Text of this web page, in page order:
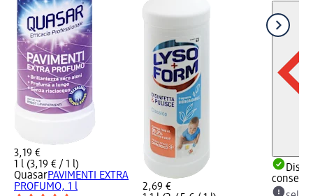
3,19 €
1 l (3,19 € / 1 l)
QuasarPAVIMENTI EXTRA
PROFUMO, 1 l
2,69 €